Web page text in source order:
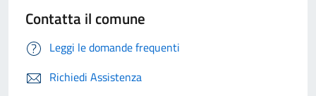
Contatta il comune
Leggi le domande frequenti
Richiedi Assistenza